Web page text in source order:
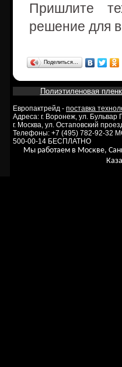
Пришлите
решение для
Поделиться…
Полиэтиленовая
Европактрейд - поставка
Адреса: г. Воронеж, ул.
г. Москва, ул. Остаповский
Телефоны: +7 (495) 782-92-32
500-00-14 БЕСПЛАТНО
Мы работаем в Москве,